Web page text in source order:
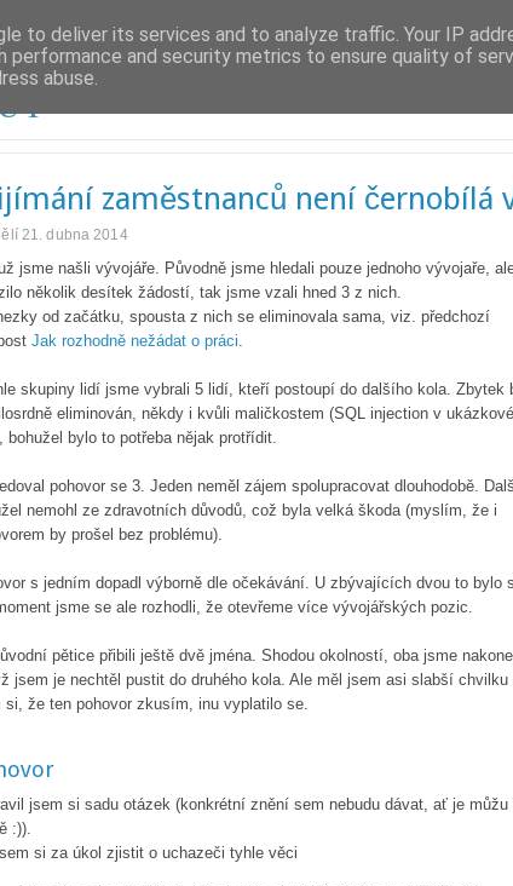
zaměstnanců není černobílá
21. dubna 2014
jsme našli vývojáře. Původně jsme hledali pouze jednoho vývojaře,
několik desítek žádostí, tak jsme vzali hned 3 z nich.
od začátku, spousta z nich se eliminovala sama, viz. předchozí
Jak rozhodně nežádat o práci
skupiny lidí jsme vybrali 5 lidí, kteří postoupí do dalšího kola. Zbytek
eliminován, někdy i kvůli maličkostem (SQL injection v
bohužel bylo to potřeba nějak protřídit.
pohovor se 3. Jeden neměl zájem spolupracovat dlouhodobě.
nemohl ze zdravotních důvodů, což byla velká škoda (myslím, že i
by prošel bez problému).
s jedním dopadl výborně dle očekávání. U zbývajících dvou to bylo
jsme se ale rozhodli, že otevřeme více vývojářských pozic.
pětice přibili ještě dvě jména. Shodou okolností, oba jsme
jsem je nechtěl pustit do druhého kola. Ale měl jsem asi slabší chvilku
si, že ten pohovor zkusím, inu vyplatilo se.
jsem si sadu otázek (konkrétní znění sem nebudu dávat, ať je můžu
:)).
si za úkol zjistit o uchazeči tyhle věci
to deliver its services and to analyze traffic. Your IP
performance and security metrics to ensure quality of
abuse.